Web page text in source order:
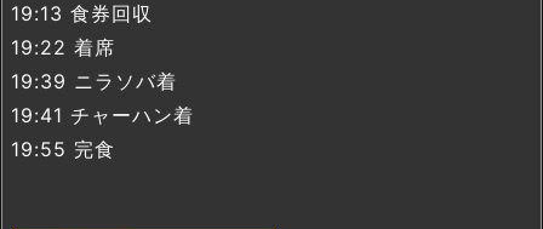
19:13 食券回収
19:22 着席
19:39 ニラソバ着
19:41 チャーハン着
19:55 完食